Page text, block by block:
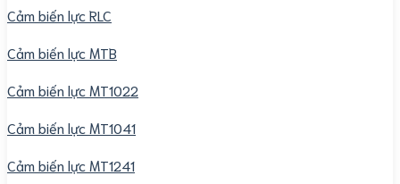
Cảm biến lực RLC
Cảm biến lực MTB
Cảm biến lực MT1022
Cảm biến lực MT1041
Cảm biến lực MT1241